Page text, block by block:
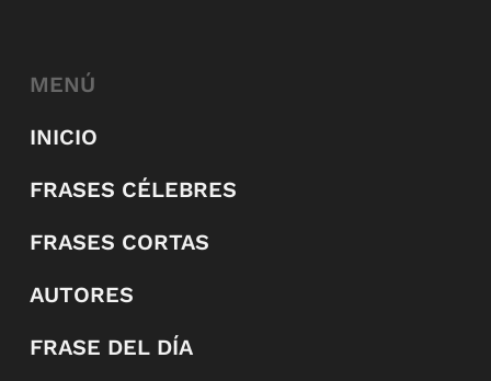
MENÚ
INICIO
FRASES CÉLEBRES
FRASES CORTAS
AUTORES
FRASE DEL DÍA